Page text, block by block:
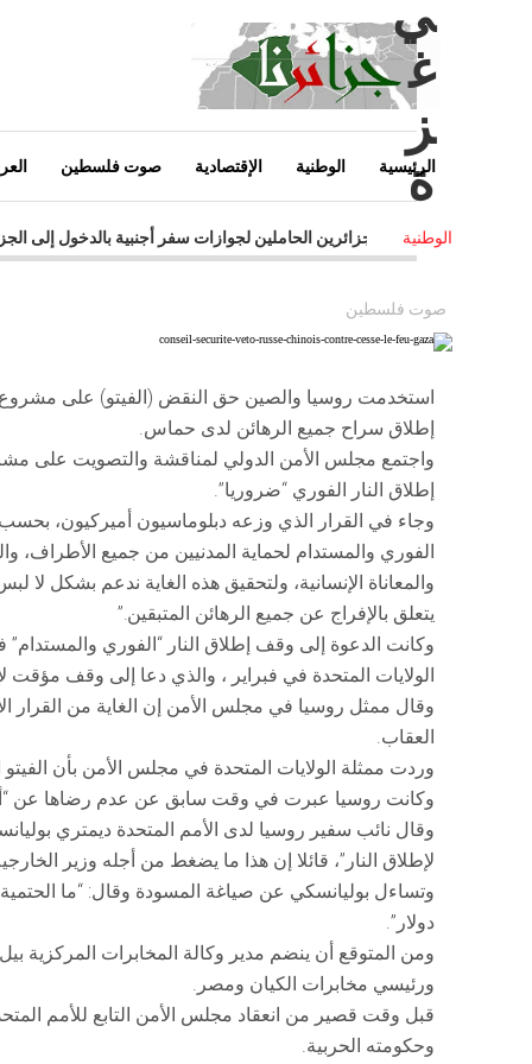
الرئيسية الوطنية الإقتصادية صوت فلسطين
الوطنية
- السماح للجزائرين الحاملين لجوازات سفر أجنبية بالدخول إلى
- إتصالات الجزائر تستثمر في "الكلاود" و انترنت الأشياء
- الجزائر توقع على مذكرة تعاون مع روسيا في مجال النوويي المدني
صوت فلسطين
ي
غ
ز
ة
استخدمت روسيا والصين حق النقض (الفيتو) على
إطلاق سراح جميع الرهائن لدى حماس.
واجتمع مجلس الأمن الدولي لمناقشة والتصويت على
إطلاق النار الفوري “ضروريا”.
وجاء في القرار الذي وزعه دبلوماسيون أميركيون،
الفوري والمستدام لحماية المدنيين من جميع الأطراف،
والمعاناة الإنسانية، ولتحقيق هذه الغاية ندعم بشكل لا
يتعلق بالإفراج عن جميع الرهائن المتبقين.”
وكانت الدعوة إلى وقف إطلاق النار “الفوري
الولايات المتحدة في فبراير ، والذي دعا إلى وقف
وقال ممثل روسيا في مجلس الأمن إن الغاية من
العقاب.
وردت ممثلة الولايات المتحدة في مجلس الأمن بأن
وكانت روسيا عبرت في وقت سابق عن عدم رضاها عن
وقال نائب سفير روسيا لدى الأمم المتحدة ديمتري
لإطلاق النار”، قائلا إن هذا ما يضغط من أجله وزير
دولار”.
ومن المتوقع أن ينضم مدير وكالة المخابرات المركزية
ورئيسي مخابرات الكيان ومصر.
قبل وقت قصير من انعقاد مجلس الأمن التابع للأمم
وحكومته الحربية.